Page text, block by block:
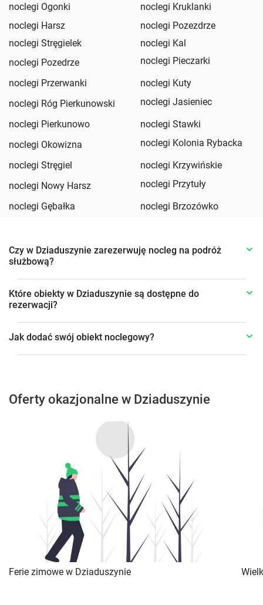
noclegi Ogonki
noclegi Kruklanki
noclegi Harsz
noclegi Pozezdrze
noclegi Stręgielek
noclegi Kal
noclegi Pozedrze
noclegi Pieczarki
noclegi Przerwanki
noclegi Kuty
noclegi Róg Pierkunowski
noclegi Jasieniec
noclegi Pierkunowo
noclegi Stawki
noclegi Okowizna
noclegi Kolonia Rybacka
noclegi Stręgiel
noclegi Krzywińskie
noclegi Nowy Harsz
noclegi Przytuły
noclegi Gębałka
noclegi Brzozówko
Czy w Dziaduszynie zarezerwuję nocleg na podróż
służbową?
Które obiekty w Dziaduszynie są dostępne do
rezerwacji?
Jak dodać swój obiekt noclegowy?
Oferty okazjonalne w Dziaduszynie
Ferie zimowe w Dziaduszynie